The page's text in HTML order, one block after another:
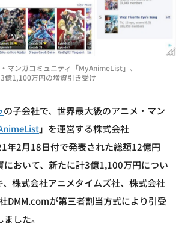
マンガコミュニティ「MyAnimeList」、
億1,100万円の増資引き受け
の子会社で、世界最大級のアニメ・マン
」を運営する株式会社
年2月18日付で発表された総額12億円
において、新たに計3億1,100万円につい
、株式会社アニメタイムズ社、株式会社
DMM.comが第三者割当方式により引受
した。